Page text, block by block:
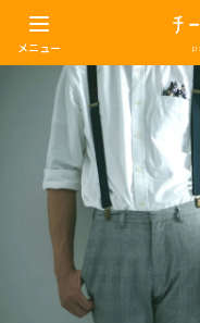
メニュー